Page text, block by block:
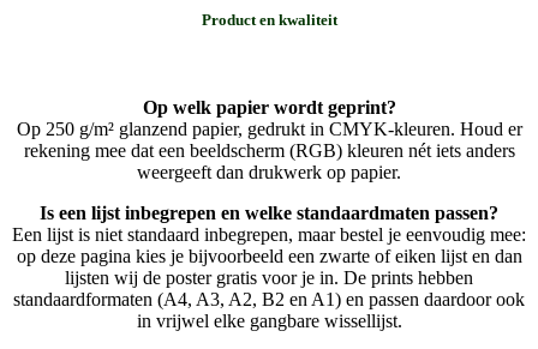
Product en kwaliteit
Op welk papier wordt geprint?
Op 250 g/m² glanzend papier, gedrukt in CMYK-kleuren. Houd er
rekening mee dat een beeldscherm (RGB) kleuren nét iets anders
weergeeft dan drukwerk op papier.
Is een lijst inbegrepen en welke standaardmaten passen?
Een lijst is niet standaard inbegrepen, maar bestel je eenvoudig mee:
op deze pagina kies je bijvoorbeeld een zwarte of eiken lijst en dan
lijsten wij de poster gratis voor je in. De prints hebben
standaardformaten (A4, A3, A2, B2 en A1) en passen daardoor ook
in vrijwel elke gangbare wissellijst.